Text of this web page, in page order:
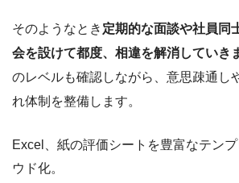
そのようなとき 定期的な面談や社員同
会を設けて都度、相違を解消していき
のレベルも確認しながら、意思疎通し
れ体制を整備します。
Excel、紙の評価シートを豊富なテン
ウド化。